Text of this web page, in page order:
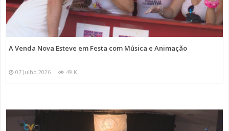
A Venda Nova Esteve em Festa com Música e Animação
07 Julho 2026 49 K